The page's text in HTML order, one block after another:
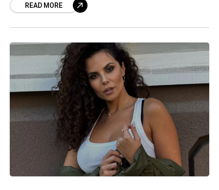
називають фінансові труднощі.
READ MORE